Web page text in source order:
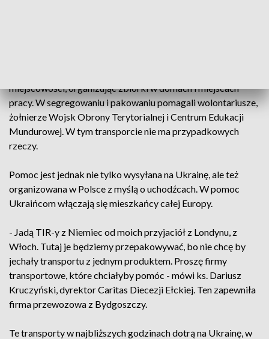
miejscowości, organizując zbiórki w domach i miejscach
pracy. W segregowaniu i pakowaniu pomagali wolontariusze,
żołnierze Wojsk Obrony Terytorialnej i Centrum Edukacji
Mundurowej. W tym transporcie nie ma przypadkowych
rzeczy.
Pomoc jest jednak nie tylko wysyłana na Ukrainę, ale też
organizowana w Polsce z myślą o uchodźcach. W pomoc
Ukraińcom włączają się mieszkańcy całej Europy.
- Jadą TIR-y z Niemiec od moich przyjaciół z Londynu, z
Włoch. Tutaj je będziemy przepakowywać, bo nie chcę by
jechały transportu z jednym produktem. Proszę firmy
transportowe, które chciałyby pomóc - mówi ks. Dariusz
Kruczyński, dyrektor Caritas Diecezji Ełckiej. Ten zapewniła
firma przewozowa z Bydgoszczy.
Te transporty w najbliższych godzinach dotrą na Ukrainę, w